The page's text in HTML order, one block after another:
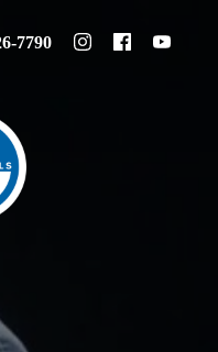
7790